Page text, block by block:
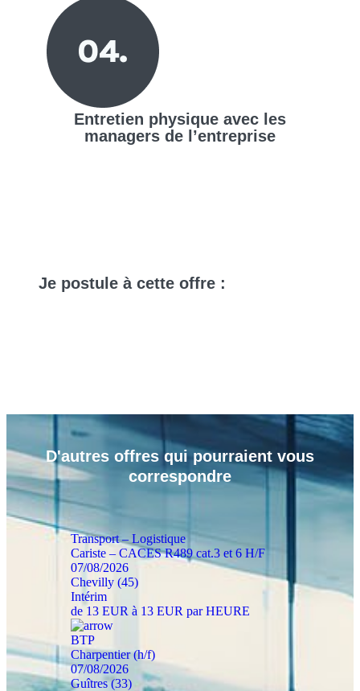
Entretien physique avec les
managers de l’entreprise
Je postule à cette offre :
D'autres offres qui pourraient vous
correspondre
Transport – Logistique
Cariste – CACES R489 cat.3 et 6 H/F
07/08/2026
Chevilly (45)
Intérim
de 13 EUR à 13 EUR par HEURE
BTP
Charpentier (h/f)
07/08/2026
Guîtres (33)